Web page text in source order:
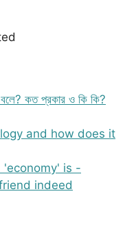
কত প্রকার ও কি কি?
and how does it
is -
indeed